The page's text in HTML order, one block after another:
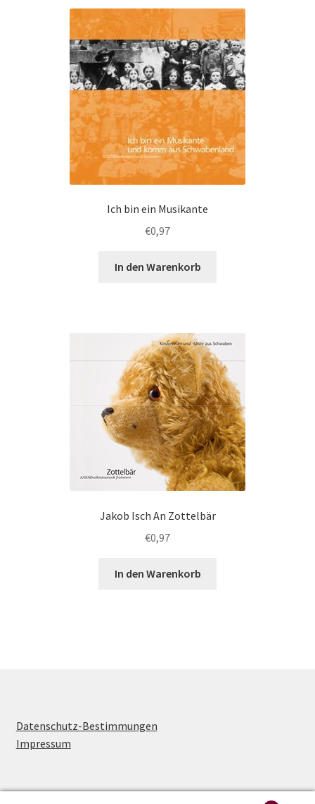
Ich bin ein Musikante
€0,97
In den Warenkorb
Jakob Isch An Zottelbär
€0,97
In den Warenkorb
Datenschutz-Bestimmungen
Impressum